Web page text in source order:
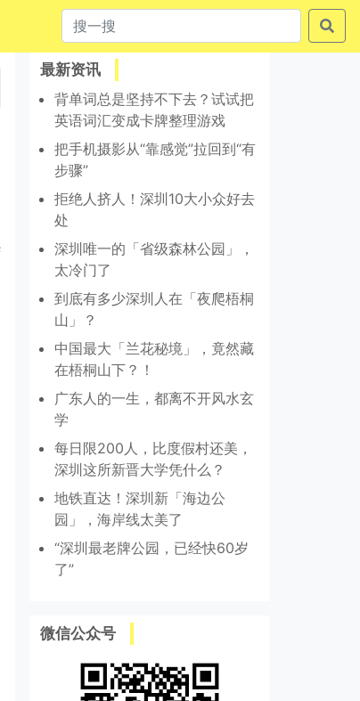
最新资讯
背单词总是坚持不下去？试试把
英语词汇变成卡牌整理游戏
把手机摄影从“靠感觉”拉回到“有
步骤”
拒绝人挤人！深圳10大小众好去
处
深圳唯一的「省级森林公园」，
太冷门了
到底有多少深圳人在「夜爬梧桐
山」？
中国最大「兰花秘境」，竟然藏
在梧桐山下？！
广东人的一生，都离不开风水玄
学
每日限200人，比度假村还美，
深圳这所新晋大学凭什么？
地铁直达！深圳新「海边公
园」，海岸线太美了
“深圳最老牌公园，已经快60岁
了”
微信公众号